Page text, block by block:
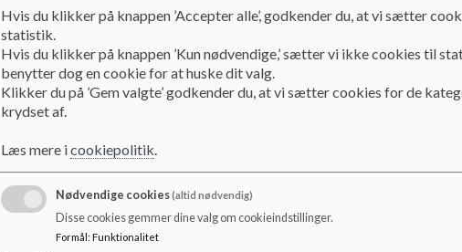
Det er vigtigt at både børn og voksne holder ferie/fri fra
skoleklub. Landsbyordningen i Voerladegård har
tidspunkter, hvor mange børn holder fri og personalets
Ferietilpasset pasning – behovspasning:
Der skal ikke meldes fra til disse dage/uger, da
Hvis du klikker på knappen ’Accepter alle’, godkender du, at vi sætter
statistik.
Hvis du klikker på knappen ’Kun nødvendige,’ sætter vi ikke cookies til
benytter dog en cookie for at huske dit valg.
Klikker du på ’Gem valgte’ godkender du, at vi sætter cookies for de
krydset af.
Læs mere icookiepolitik.
Nødvendige cookies(altid nødvendig)
Disse cookies gemmer dine valg om cookieindstillinger.
Formål : Funktionalitet